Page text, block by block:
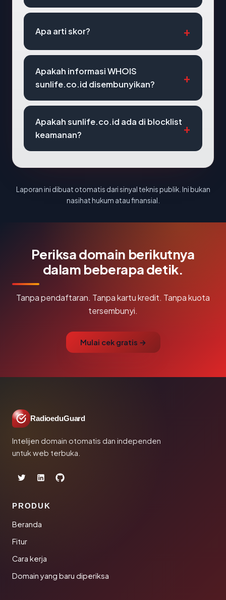
Apa arti skor?
Apakah informasi WHOIS
sunlife.co.id disembunyikan?
Apakah sunlife.co.id ada di blocklist
keamanan?
Laporan ini dibuat otomatis dari sinyal teknis publik. Ini bukan
nasihat hukum atau finansial.
Periksa domain berikutnya
dalam beberapa detik.
Tanpa pendaftaran. Tanpa kartu kredit. Tanpa kuota
tersembunyi.
Mulai cek gratis →
RadioeduGuard
Intelijen domain otomatis dan independen
untuk web terbuka.
PRODUK
Beranda
Fitur
Cara kerja
Domain yang baru diperiksa